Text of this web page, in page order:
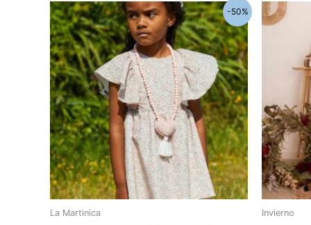
-50%
La Martinica
El
precio
original
era:
79,95€.
El
precio
actual
es:
39,97€.
Este
producto
tiene
múltiples
variantes.
Las
opciones
se
pueden
elegir
en
Invierno